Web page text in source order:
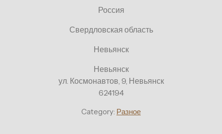
Россия
Свердловская область
Невьянск
Невьянск
ул. Космонавтов, 9, Невьянск
624194
Category: Разное